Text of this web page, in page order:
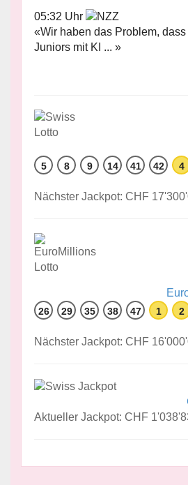
05:32 Uhr
«Wir haben das Problem,
Juniors mit KI ... »
5 8 9 14 41 42 4
Nächster Jackpot: CHF
26 29 35 38 47 1 2
Nächster Jackpot: CHF
Aktueller Jackpot: CHF